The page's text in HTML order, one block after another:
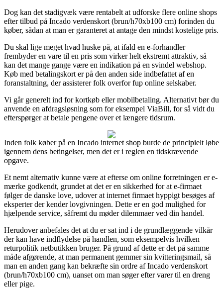
Dog kan det stadigvæk være rentabelt at udforske flere online shops
efter tilbud på Incado verdenskort (brun/h70xb100 cm) forinden du
køber, sådan at man er garanteret at antage den mindst kostelige pris.
Du skal lige meget hvad huske på, at ifald en e-forhandler
frembyder en vare til en pris som virker helt ekstremt attraktiv, så
kan det mange gange være en indikation på en svindel webshop.
Køb med betalingskort er på den anden side indbefattet af en
foranstaltning, der assisterer folk overfor fup online selskaber.
Vi går generelt ind for kortkøb eller mobilbetaling. Alternativt bør du
anvende en afdragsløsning som for eksempel ViaBill, for så vidt du
efterspørger at betale pengene over et længere tidsrum.
Inden folk køber på en Incado internet shop burde de principielt løbe
igennem dens betingelser, men det er i reglen en tidskrævende
opgave.
Et nemt alternativ kunne være at efterse om online forretningen er e-
mærke godkendt, grundet at det er en sikkerhed for at e-firmaet
følger de danske love, udover at internet firmaet hyppigt besøges af
eksperter der kender lovgivningen. Dette er en god mulighed for
hjælpende service, såfremt du møder dilemmaer ved din handel.
Herudover anbefales det at du er sat ind i de grundlæggende vilkår
der kan have indflydelse på handlen, som eksempelvis hvilken
returpolitik netbutikken bruger. På grund af dette er det på samme
måde afgørende, at man permanent gemmer sin kvitteringsmail, så
man en anden gang kan bekræfte sin ordre af Incado verdenskort
(brun/h70xb100 cm), uanset om man søger efter varer til en dreng
eller pige.